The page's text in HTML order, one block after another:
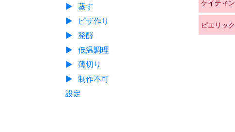
▶ 蒸す
▶
ピザ作り
▶ 発酵
▶ 低温調理
▶ 薄切り
▶ 制作不可
設定
ケイティン
ピエリック